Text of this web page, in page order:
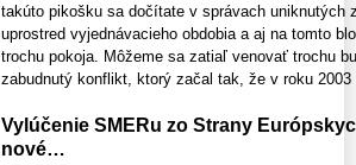
takúto pikošku sa dočítate v správach uniknutých
uprostred vyjednávacieho obdobia a aj na tomto
trochu pokoja. Môžeme sa zatiaľ venovať trochu
zabudnutý konflikt, ktorý začal tak, že v roku
Vylúčenie SMERu zo Strany
nové…